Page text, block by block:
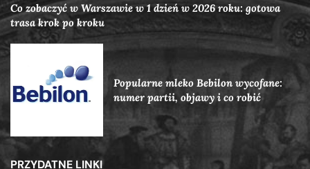
Co zobaczyć w Warszawie w 1 dzień w 2026 roku: gotowa
trasa krok po kroku
Popularne mleko Bebilon wycofane:
numer partii, objawy i co robić
PRZYDATNE LINKI